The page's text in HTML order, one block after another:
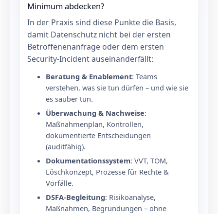
Minimum abdecken?
In der Praxis sind diese Punkte die Basis,
damit Datenschutz nicht bei der ersten
Betroffenenanfrage oder dem ersten
Security‑Incident auseinanderfällt:
Beratung & Enablement: Teams
verstehen, was sie tun dürfen – und wie sie
es sauber tun.
Überwachung & Nachweise:
Maßnahmenplan, Kontrollen,
dokumentierte Entscheidungen
(auditfähig).
Dokumentationssystem: VVT, TOM,
Löschkonzept, Prozesse für Rechte &
Vorfälle.
DSFA‑Begleitung: Risikoanalyse,
Maßnahmen, Begründungen – ohne